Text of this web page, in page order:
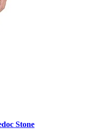
Stone